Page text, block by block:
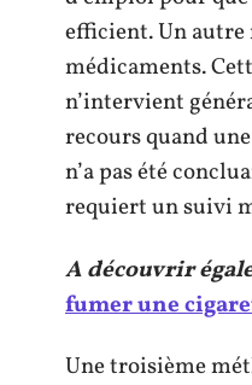
efficient. Un autre
médicaments.
n’intervient
recours quand
n’a pas été
requiert un suivi
A découvrir
fumer une
Une troisième